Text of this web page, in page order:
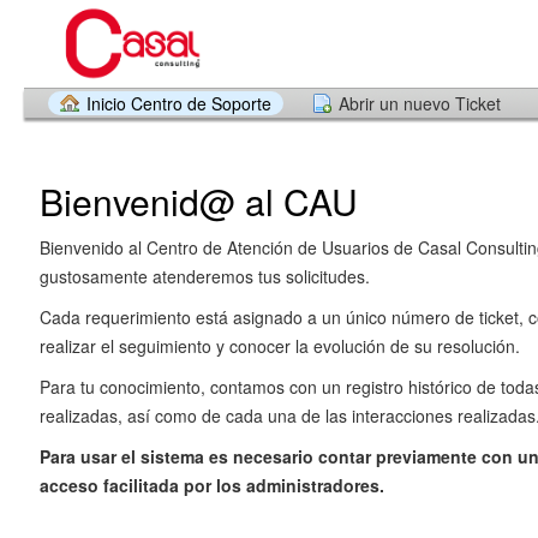
Inicio Centro de Soporte Abrir un nuevo Ticket
Bienvenid@ al CAU
Bienvenido al Centro de Atención de Usuarios de Casal
gustosamente atenderemos tus solicitudes.
Cada requerimiento está asignado a un único número de ticket,
realizar el seguimiento y conocer la evolución de su resolución.
Para tu conocimiento, contamos con un registro histórico de
realizadas, así como de cada una de las interacciones
Para usar el sistema es necesario contar previamente con
acceso facilitada por los administradores.